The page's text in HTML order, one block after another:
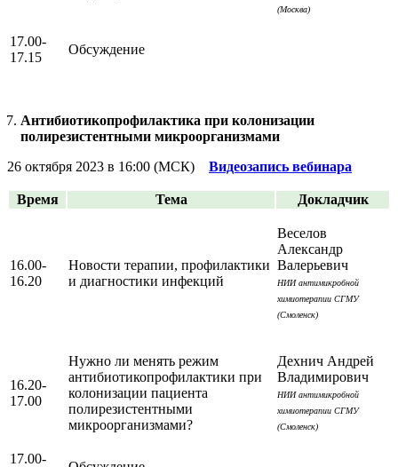
(Москва)
17.00-
17.15
Обсуждение
Антибиотикопрофилактика при колонизации
полирезистентными микроорганизмами
26 октября 2023 в 16:00 (МСК) Видеозапись вебинара
Время Тема Докладчик
16.00-
16.20
Новости терапии, профилактики
и диагностики инфекций
Веселов
Александр
Валерьевич
НИИ антимикробной
химиотерапии СГМУ
(Смоленск)
16.20-
17.00
Нужно ли менять режим
антибиотикопрофилактики при
колонизации пациента
полирезистентными
микроорганизмами?
Дехнич Андрей
Владимирович
НИИ антимикробной
химиотерапии СГМУ
(Смоленск)
17.00-